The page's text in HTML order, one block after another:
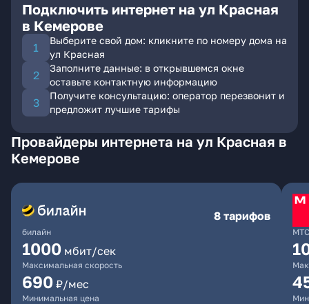
Подключить интернет на ул Красная
в Кемерове
Выберите свой дом: кликните по номеру дома на
ул Красная
Заполните данные: в открывшемся окне
оставьте контактную информацию
Получите консультацию: оператор перезвонит и
предложит лучшие тарифы
Провайдеры интернета на ул Красная в
Кемерове
билайн
8 тарифов
1000 мбит/сек
Максимальная скорость
690 ₽/мес
Минимальная цена
МТС